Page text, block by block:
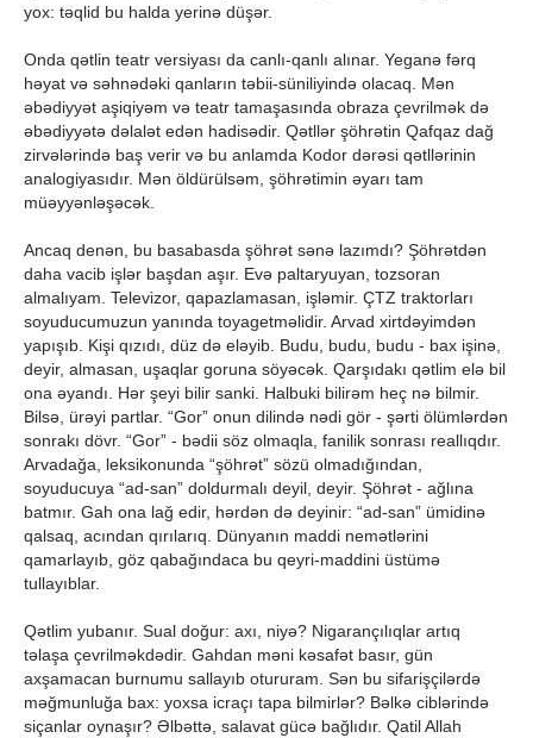
yox: təqlid bu halda yerinə düşər.
Onda qətlin teatr versiyası da canlı-qanlı alınar. Yeganə fərq
həyat və səhnədəki qanların təbii-süniliyində olacaq. Mən
əbədiyyət aşiqiyəm və teatr tamaşasında obraza çevrilmək də
əbədiyyətə dəlalət edən hadisədir. Qətllər şöhrətin Qafqaz dağ
zirvələrində baş verir və bu anlamda Kodor dərəsi qətllərinin
analogiyasıdır. Mən öldürülsəm, şöhrətimin əyarı tam
müəyyənləşəcək.
Ancaq denən, bu basabasda şöhrət sənə lazımdı? Şöhrətdən
daha vacib işlər başdan aşır. Evə paltaryuyan, tozsoran
almalıyam. Televizor, qapazlamasan, işləmir. ÇTZ traktorları
soyuducumuzun yanında toyagetməlidir. Arvad xirtdəyimdən
yapışıb. Kişi qızıdı, düz də eləyib. Budu, budu, budu - bax işinə,
deyir, almasan, uşaqlar goruna söyəcək. Qarşıdakı qətlim elə bil
ona əyandı. Hər şeyi bilir sanki. Halbuki bilirəm heç nə bilmir.
Bilsə, ürəyi partlar. “Gor” onun dilində nədi gör - şərti ölümlərdən
sonrakı dövr. “Gor” - bədii söz olmaqla, fanilik sonrası reallıqdır.
Arvadağa, leksikonunda “şöhrət” sözü olmadığından,
soyuducuya “ad-san” doldurmalı deyil, deyir. Şöhrət - ağlına
batmır. Gah ona lağ edir, hərdən də deyinir: “ad-san” ümidinə
qalsaq, acından qırılarıq. Dünyanın maddi nemətlərini
qamarlayıb, göz qabağındaca bu qeyri-maddini üstümə
tullayıblar.
Qətlim yubanır. Sual doğur: axı, niyə? Nigarançılıqlar artıq
təlaşa çevrilməkdədir. Gahdan məni kəsafət basır, gün
axşamacan burnumu sallayıb otururam. Sən bu sifarişçilərdə
məğmunluğa bax: yoxsa icraçı tapa bilmirlər? Bəlkə ciblərində
siçanlar oynaşır? Əlbəttə, salavat gücə bağlıdır. Qatil Allah